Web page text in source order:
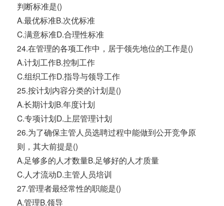
判断标准是()
A.最优标准B.次优标准
C.满意标准D.合理性标准
24.在管理的各项工作中，居于领先地位的工作是()
A.计划工作B.控制工作
C.组织工作D.指导与领导工作
25.按计划内容分类的计划是()
A.长期计划B.年度计划
C.专项计划D.上层管理计划
26.为了确保主管人员选聘过程中能做到公开竞争原
则，其大前提是()
A.足够多的人才数量B.足够好的人才质量
C.人才流动D.主管人员培训
27.管理者最经常性的职能是()
A.管理B.领导